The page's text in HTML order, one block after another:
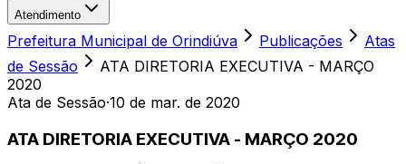
Atendimento
Prefeitura Municipal de Orindiúva Publicações
Atas
de Sessão
ATA DIRETORIA EXECUTIVA - MARÇO
2020
Ata de Sessão·10 de mar. de 2020
ATA DIRETORIA EXECUTIVA - MARÇO 2020